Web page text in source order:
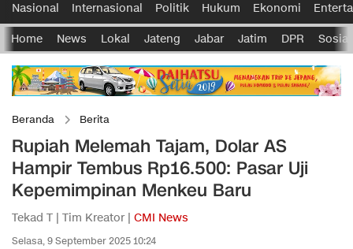
Nasional Internasional Politik Hukum Ekonomi
Home News Lokal Jateng Jabar Jatim DPR Sosial
Beranda Berita
Rupiah Melemah Tajam, Dolar AS
Hampir Tembus Rp16.500: Pasar Uji
Kepemimpinan Menkeu Baru
Tekad T | Tim Kreator | CMI News
Selasa, 9 September 2025 10:24